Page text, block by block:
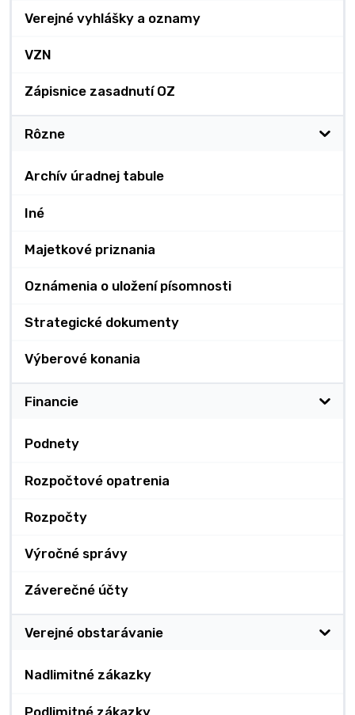
Verejné vyhlášky a oznamy
VZN
Zápisnice zasadnutí OZ
Rôzne
Archív úradnej tabule
Iné
Majetkové priznania
Oznámenia o uložení písomnosti
Strategické dokumenty
Výberové konania
Financie
Podnety
Rozpočtové opatrenia
Rozpočty
Výročné správy
Záverečné účty
Verejné obstarávanie
Nadlimitné zákazky
Podlimitné zákazky